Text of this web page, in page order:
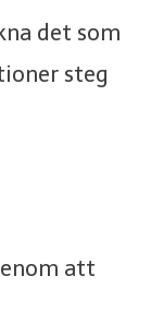
det som
steg
att